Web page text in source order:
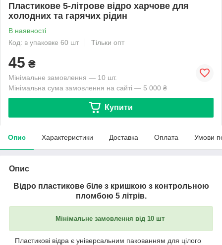
Пластикове 5-літрове відро харчове для
холодних та гарячих рідин
В наявності
Код: в упаковке 60 шт
Тільки опт
45 ₴
Мінімальне замовлення — 10 шт.
Мінімальна сума замовлення на сайті — 5 000 ₴
Купити
Опис Характеристики Доставка Оплата Умови
Опис
Відро пластикове біле з кришкою з контрольною
пломбою 5 літрів.
Мінімальне замовлення від 10 шт
Пластикові відра є універсальним пакованням для цілого